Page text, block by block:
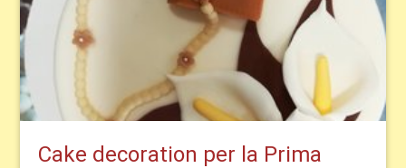
Cake decoration per la Prima